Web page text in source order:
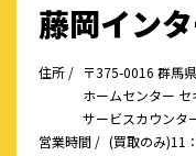
藤岡イン
住所 / 〒375-0016 群馬
ホームセンター
サービスカウンタ
営業時間 / (買取のみ)11